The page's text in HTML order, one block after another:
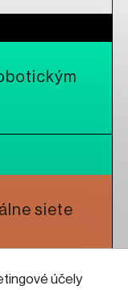
účely
siete